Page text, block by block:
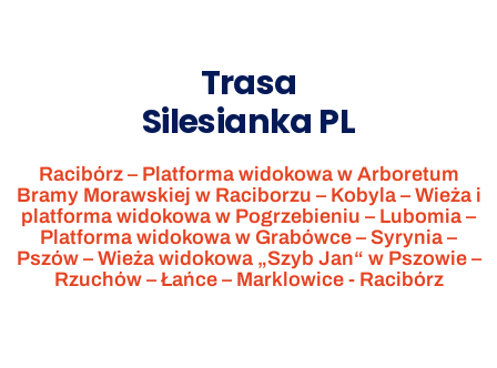
Trasa
Silesianka PL
Racibórz – Platforma widokowa w Arboretum
Bramy Morawskiej w Raciborzu – Kobyla – Wieża i
platforma widokowa w Pogrzebieniu – Lubomia –
Platforma widokowa w Grabówce – Syrynia –
Pszów – Wieża widokowa „Szyb Jan“ w Pszowie –
Rzuchów – Łańce – Marklowice - Racibórz